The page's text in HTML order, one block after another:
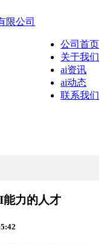
公司首页
关于我们
ai资讯
ai动态
联系我们
力的人才